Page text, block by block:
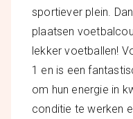
sportiever plein.
plaatsen
lekker voetballen!
1 en is een
om hun energie in
conditie te werken